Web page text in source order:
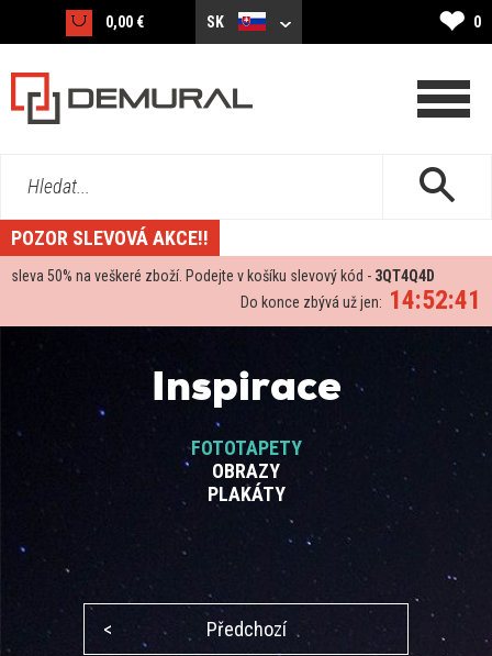
0,00 € SK ❤ 0
Hledat...
POZOR SLEVOVÁ AKCE!!
sleva 50% na veškeré zboží. Podejte v košíku slevový kód - 3QT4Q4D
14:52:41
Do konce zbývá už jen:
Inspirace
FOTOTAPETY
OBRAZY
PLAKÁTY
< Předchozí